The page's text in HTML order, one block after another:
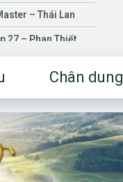
– Thái Lan
27 – Phan Thiết
Ninh
Chân